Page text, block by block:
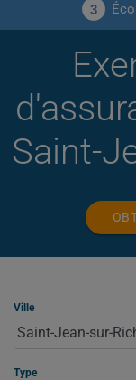
3
Saint-
Ville
Type